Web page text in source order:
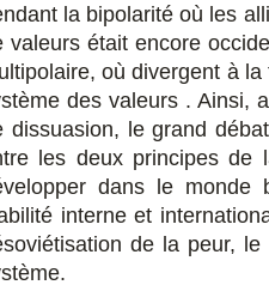
la bipolarité où les
valeurs était encore
où divergent à
des valeurs . Ainsi,
dissuasion, le grand
les deux principes de
dans le monde
interne et
de la peur,